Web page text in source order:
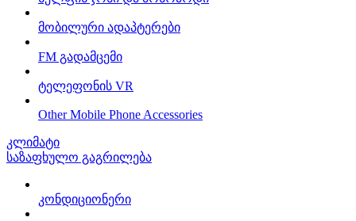
მობილური ადაპტერები
FM გადამცემი
ტელეფონის VR
Other Mobile Phone Accessories
კლიმატი
საზაფხულო გაგრილება
კონდიციონერი